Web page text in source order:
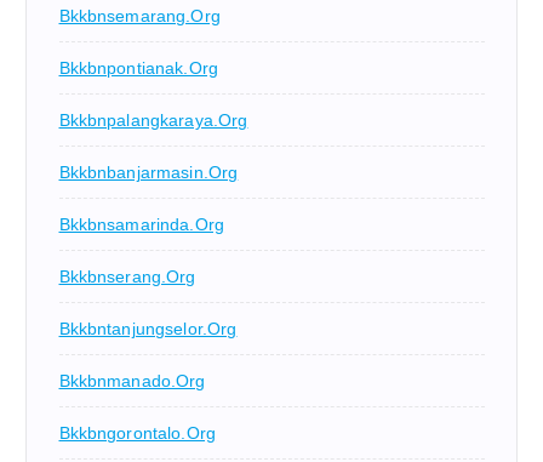
Bkkbnsemarang.org
Bkkbnpontianak.org
Bkkbnpalangkaraya.org
Bkkbnbanjarmasin.org
Bkkbnsamarinda.org
Bkkbnserang.org
Bkkbntanjungselor.org
Bkkbnmanado.org
Bkkbngorontalo.org